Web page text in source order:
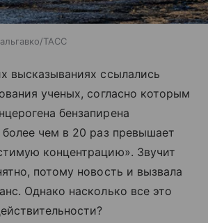
ТАСС
высказываниях ссылались
ученых, согласно которым
бензапирена
чем в 20 раз превышает
концентрацию». Звучит
потому новость и вызвала
Однако насколько все это